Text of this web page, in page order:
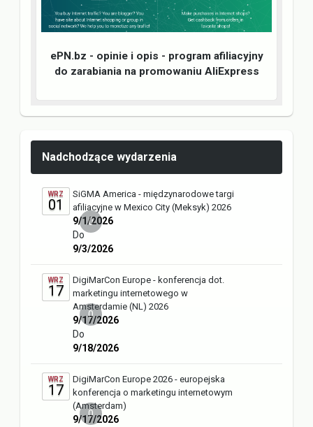
ePN.bz - opinie i opis - program afiliacyjny
do zarabiania na promowaniu AliExpress
Nadchodzące wydarzenia
WRZ
01
0
SiGMA America - międzynarodowe targi
afiliacyjne w Mexico City (Meksyk) 2026
9/1/2026
Do
9/3/2026
WRZ
17
0
DigiMarCon Europe - konferencja dot.
marketingu internetowego w
Amsterdamie (NL) 2026
9/17/2026
Do
9/18/2026
WRZ
17
0
DigiMarCon Europe 2026 - europejska
konferencja o marketingu internetowym
(Amsterdam)
9/17/2026